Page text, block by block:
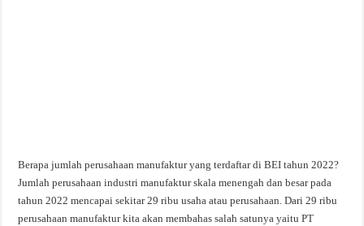
Berapa jumlah perusahaan manufaktur yang terdaftar di BEI tahun 2022?
Jumlah perusahaan industri manufaktur skala menengah dan besar pada
tahun 2022 mencapai sekitar 29 ribu usaha atau perusahaan. Dari 29 ribu
perusahaan manufaktur kita akan membahas salah satunya yaitu PT